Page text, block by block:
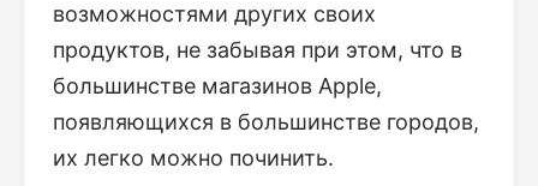
возможностями других своих
продуктов, не забывая при этом, что в
большинстве магазинов Apple,
появляющихся в большинстве городов,
их легко можно починить.